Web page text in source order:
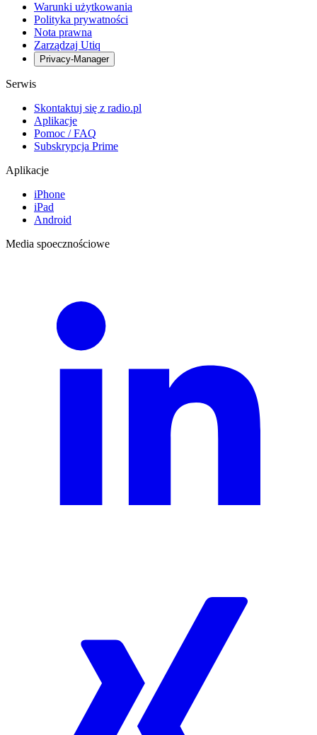
Warunki użytkowania
Polityka prywatności
Nota prawna
Zarządzaj Utiq
Privacy-Manager
Serwis
Skontaktuj się z radio.pl
Aplikacje
Pomoc / FAQ
Subskrypcja Prime
Aplikacje
iPhone
iPad
Android
Media spoecznościowe